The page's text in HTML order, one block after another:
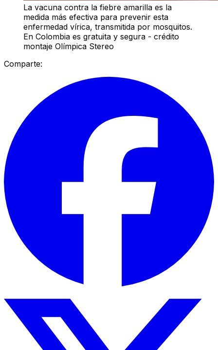
La vacuna contra la fiebre amarilla es la
medida más efectiva para prevenir esta
enfermedad vírica, transmitida por mosquitos.
En Colombia es gratuita y segura - crédito
montaje Olímpica Stereo
Comparte: